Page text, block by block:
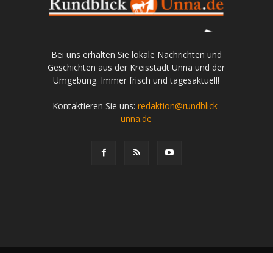
Bei uns erhalten Sie lokale Nachrichten und
Geschichten aus der Kreisstadt Unna und der
Umgebung. Immer frisch und tagesaktuell!
Kontaktieren Sie uns: redaktion@rundblick-
unna.de